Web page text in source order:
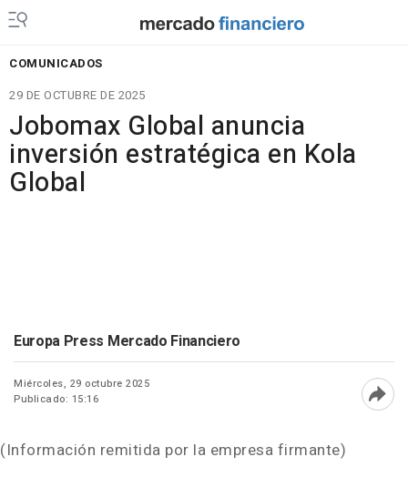
COMUNICADOS
29 DE OCTUBRE DE 2025
Jobomax Global anuncia
inversión estratégica en Kola
Global
Europa Press Mercado Financiero
Miércoles, 29 octubre 2025
Publicado: 15:16
(Información remitida por la empresa firmante)